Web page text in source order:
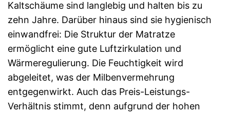
Kaltschäume sind langlebig und halten bis zu
zehn Jahre. Darüber hinaus sind sie hygienisch
einwandfrei: Die Struktur der Matratze
ermöglicht eine gute Luftzirkulation und
Wärmeregulierung. Die Feuchtigkeit wird
abgeleitet, was der Milbenvermehrung
entgegenwirkt. Auch das Preis-Leistungs-
Verhältnis stimmt, denn aufgrund der hohen